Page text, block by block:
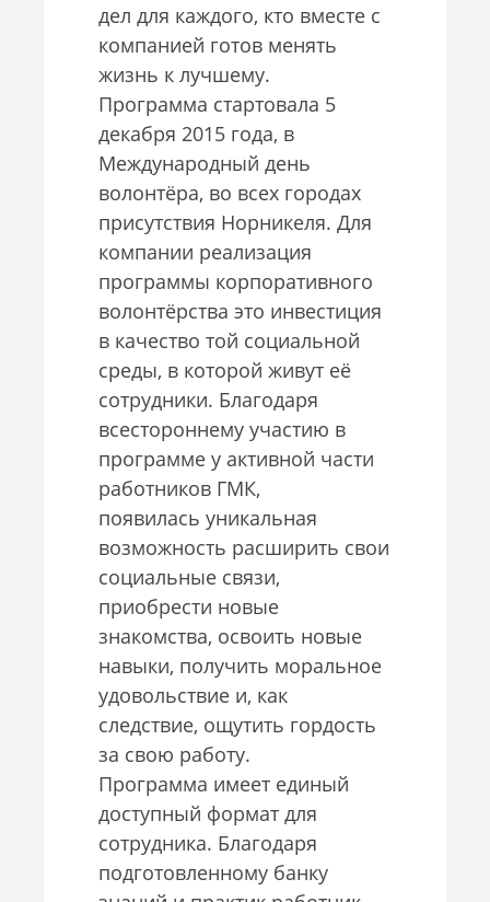
дел для каждого, кто вместе с
компанией готов менять
жизнь к лучшему.
Программа стартовала 5
декабря 2015 года, в
Международный день
волонтёра, во всех городах
присутствия Норникеля. Для
компании реализация
программы корпоративного
волонтёрства это инвестиция
в качество той социальной
среды, в которой живут её
сотрудники. Благодаря
всестороннему участию в
программе у активной части
работников ГМК,
появилась уникальная
возможность расширить свои
социальные связи,
приобрести новые
знакомства, освоить новые
навыки, получить моральное
удовольствие и, как
следствие, ощутить гордость
за свою работу.
Программа имеет единый
доступный формат для
сотрудника. Благодаря
подготовленному банку